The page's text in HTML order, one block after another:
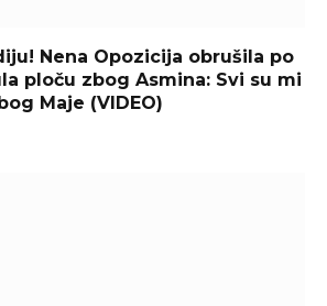
Nena Opozicija obrušila po
ploču zbog Asmina: Svi su mi
Maje (VIDEO)